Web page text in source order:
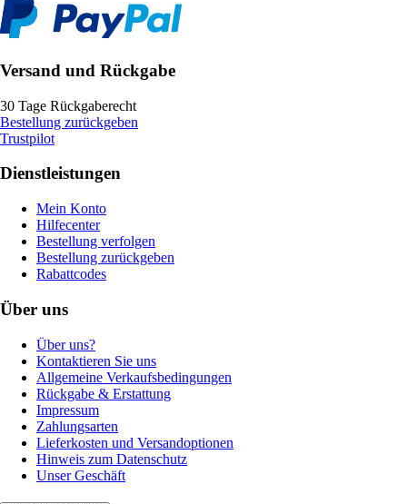
Versand und Rückgabe
30 Tage Rückgaberecht
Bestellung zurückgeben
Trustpilot
Dienstleistungen
Mein Konto
Hilfecenter
Bestellung verfolgen
Bestellung zurückgeben
Rabattcodes
Über uns
Über uns?
Kontaktieren Sie uns
Allgemeine Verkaufsbedingungen
Rückgabe & Erstattung
Impressum
Zahlungsarten
Lieferkosten und Versandoptionen
Hinweis zum Datenschutz
Unser Geschäft